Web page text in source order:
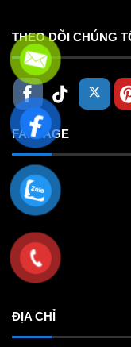
THEO DÕI CHÚNG
FANPAGE
ĐỊA CHỈ